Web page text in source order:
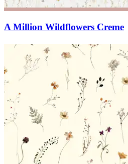
A Million Wildflowers Creme